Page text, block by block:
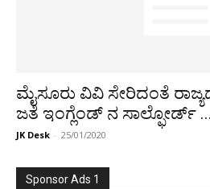
ಮೈಸೂರು ವಿವಿ ಸೇರಿದಂತೆ
ಜತೆ ಇಂಗ್ಲೆಂಡ್ ನ ಸಾಲ್ಫೋರ್ಡ್ ...
JK Desk - 25/01/2020
Sponsor Ads 1